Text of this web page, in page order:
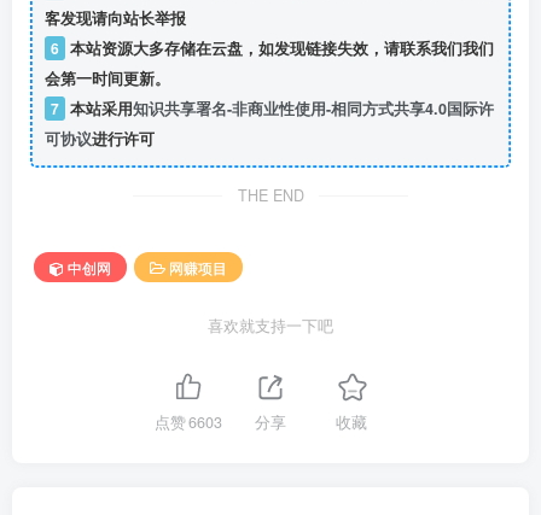
客发现请向站长举报
6 本站资源大多存储在云盘，如发现链接失效，请联系我们我们
会第一时间更新。
7 本站采用知识共享署名-非商业性使用-相同方式共享4.0国际许
可协议进行许可
THE END
中创网 网赚项目
喜欢就支持一下吧
点赞6603 分享 收藏